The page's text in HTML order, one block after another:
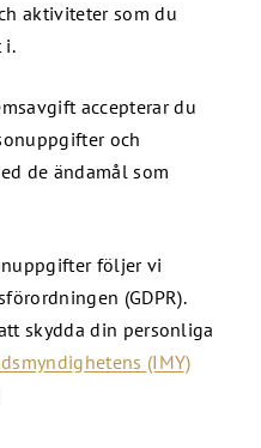
aktiviteter som du
i.
accepterar du
och
de ändamål som
följer vi
(GDPR).
skydda din personliga
(IMY)